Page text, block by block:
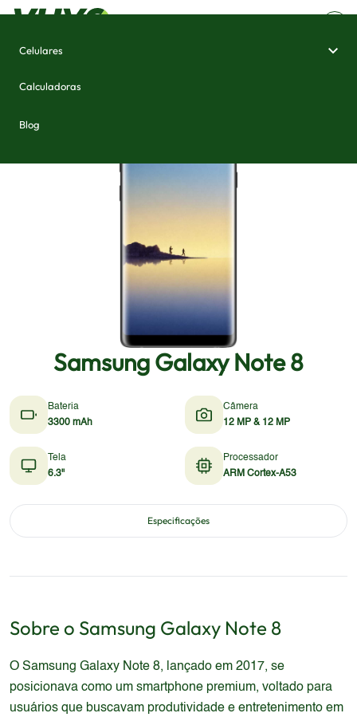
Celulares
Calculadoras
Blog
Samsung Galaxy Note 8
Bateria
3300 mAh
Câmera
12 MP & 12 MP
Tela
6.3"
Processador
ARM Cortex-A53
Especificações
Sobre o Samsung Galaxy Note 8
O Samsung Galaxy Note 8, lançado em 2017, se
posicionava como um smartphone premium, voltado para
usuários que buscavam produtividade e entretenimento em